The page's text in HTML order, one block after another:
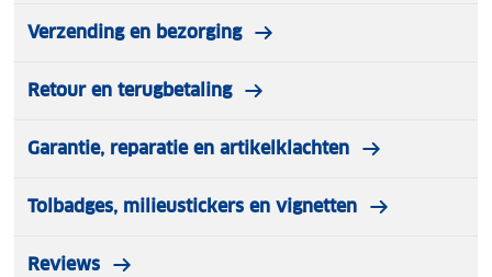
Verzending en bezorging
Retour en terugbetaling
Garantie, reparatie en artikelklachten
Tolbadges, milieustickers en vignetten
Reviews